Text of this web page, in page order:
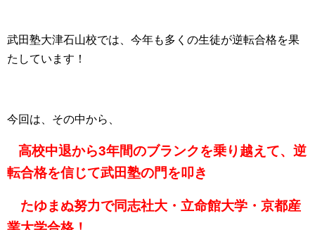
武田塾大津石山校では、今年も多くの生徒が逆転合格を果
たしています！
今回は、その中から、
高校中退から3年間のブランクを乗り越えて、逆
転合格を信じて武田塾の門を叩き
たゆまぬ努力で同志社大・立命館大学・京都産